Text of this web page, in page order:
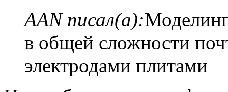
AAN писал(а):
в общей сложности
электродами плитами